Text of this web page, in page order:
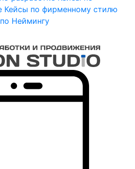
Кейсы по фирменному стилю
Неймингу